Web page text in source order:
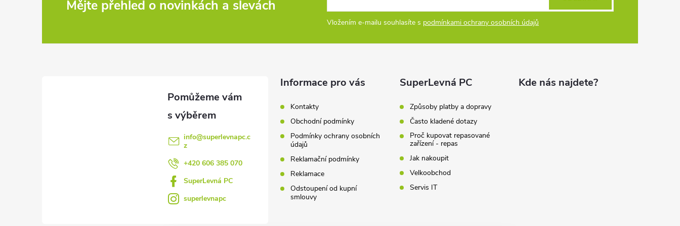
Mějte přehled o novinkách a slevách
Vložením e-mailu souhlasíte s podmínkami ochrany osobních údajů
info@superlevnapc.c
z
+420 606 385 070
SuperLevná PC
superlevnapc
Informace pro vás
Kontakty
Obchodní podmínky
Podmínky ochrany osobních
údajů
Reklamační podmínky
Reklamace
Odstoupení od kupní
smlouvy
SuperLevná PC
Způsoby platby a dopravy
Často kladené dotazy
Proč kupovat repasované
zařízení - repas
Jak nakoupit
Velkoobchod
Servis IT
Kde nás najdete?